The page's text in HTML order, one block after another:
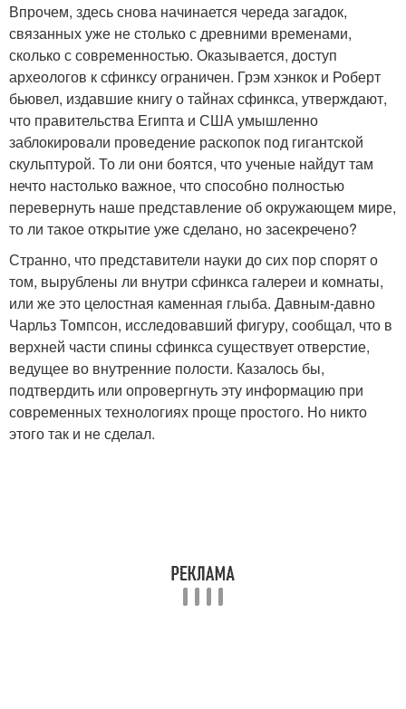
Впрочем, здесь снова начинается череда загадок,
связанных уже не столько с древними временами,
сколько с современностью. Оказывается, доступ
археологов к сфинксу ограничен. Грэм хэнкок и Роберт
бьювел, издавшие книгу о тайнах сфинкса, утверждают,
что правительства Египта и США умышленно
заблокировали проведение раскопок под гигантской
скульптурой. То ли они боятся, что ученые найдут там
нечто настолько важное, что способно полностью
перевернуть наше представление об окружающем мире,
то ли такое открытие уже сделано, но засекречено?
Странно, что представители науки до сих пор спорят о
том, вырублены ли внутри сфинкса галереи и комнаты,
или же это целостная каменная глыба. Давным-давно
Чарльз Томпсон, исследовавший фигуру, сообщал, что в
верхней части спины сфинкса существует отверстие,
ведущее во внутренние полости. Казалось бы,
подтвердить или опровергнуть эту информацию при
современных технологиях проще простого. Но никто
этого так и не сделал.